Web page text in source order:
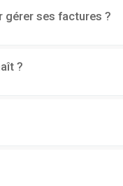
gérer ses factures ?
?